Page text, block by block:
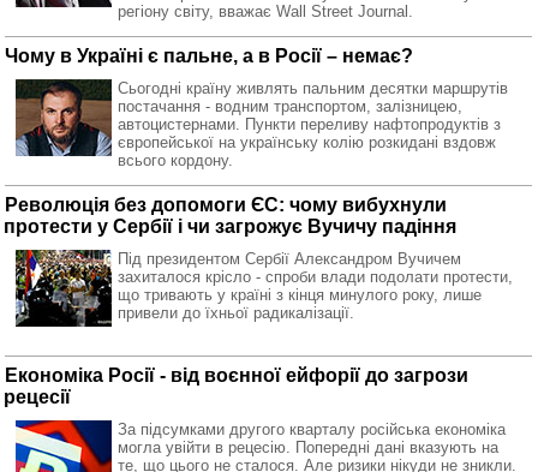
регіону світу, вважає Wall Street Journal.
Чому в Україні є пальне, а в Росії – немає?
Сьогодні країну живлять пальним десятки маршрутів
постачання - водним транспортом, залізницею,
автоцистернами. Пункти переливу нафтопродуктів з
європейської на українську колію розкидані вздовж
всього кордону.
Революція без допомоги ЄС: чому вибухнули
протести у Сербії і чи загрожує Вучичу падіння
Під президентом Сербії Александром Вучичем
захиталося крісло - спроби влади подолати протести,
що тривають у країні з кінця минулого року, лише
привели до їхньої радикалізації.
Економіка Росії - від воєнної ейфорії до загрози
рецесії
За підсумками другого кварталу російська економіка
могла увійти в рецесію. Попередні дані вказують на
те, що цього не сталося. Але ризики нікуди не зникли.